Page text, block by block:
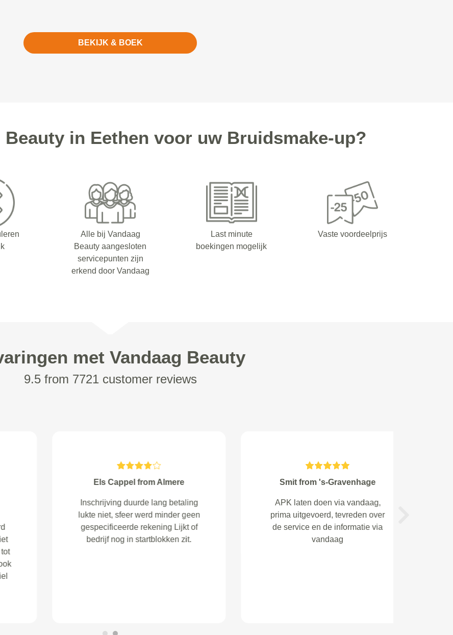
BEKIJK & BOEK
Beauty in Eethen voor uw Bruidsmake-up?
Alle bij Vandaag
Beauty aangesloten
servicepunten zijn
erkend door Vandaag
Last minute
boekingen mogelijk
Vaste voordeelprijs
met Vandaag Beauty
9.5 from 7721 customer reviews
Kevin Jansen from Rotterdam
Die vent was goed yo
Henk from Tilburg
Goedkoper dan de meeste
garages aanbieden (ik heb olie
laten verversen, nieuw filter e.d.).
Ik heb savonds een afspraak voor